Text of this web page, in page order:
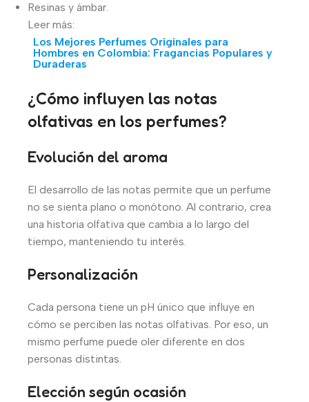
Resinas y ámbar.
Leer más:
Los Mejores Perfumes Originales para
Hombres en Colombia: Fragancias Populares y
Duraderas
¿Cómo influyen las notas
olfativas en los perfumes?
Evolución del aroma
El desarrollo de las notas permite que un perfume
no se sienta plano o monótono. Al contrario, crea
una historia olfativa que cambia a lo largo del
tiempo, manteniendo tu interés.
Personalización
Cada persona tiene un pH único que influye en
cómo se perciben las notas olfativas. Por eso, un
mismo perfume puede oler diferente en dos
personas distintas.
Elección según ocasión